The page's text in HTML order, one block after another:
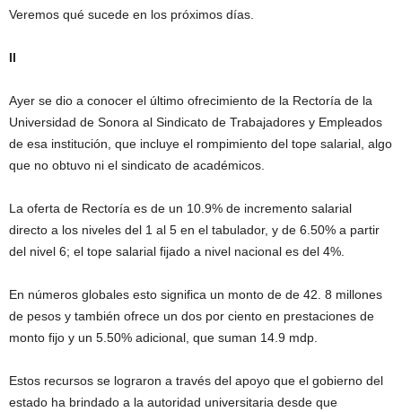
Veremos qué sucede en los próximos días.
II
Ayer se dio a conocer el último ofrecimiento de la Rectoría de la
Universidad de Sonora al Sindicato de Trabajadores y Empleados
de esa institución, que incluye el rompimiento del tope salarial, algo
que no obtuvo ni el sindicato de académicos.
La oferta de Rectoría es de un 10.9% de incremento salarial
directo a los niveles del 1 al 5 en el tabulador, y de 6.50% a partir
del nivel 6; el tope salarial fijado a nivel nacional es del 4%.
En números globales esto significa un monto de de 42. 8 millones
de pesos y también ofrece un dos por ciento en prestaciones de
monto fijo y un 5.50% adicional, que suman 14.9 mdp.
Estos recursos se lograron a través del apoyo que el gobierno del
estado ha brindado a la autoridad universitaria desde que